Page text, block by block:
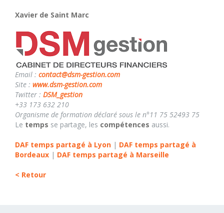
Xavier de Saint Marc
Email : contact@dsm-gestion.com
Site : www.dsm-gestion.com
Twitter : DSM_gestion
+33 173 632 210
Organisme de formation déclaré sous le n°11 75 52493 75
Le temps se partage, les compétences aussi.
DAF temps partagé à Lyon | DAF temps partagé à
Bordeaux | DAF temps partagé à Marseille
< Retour